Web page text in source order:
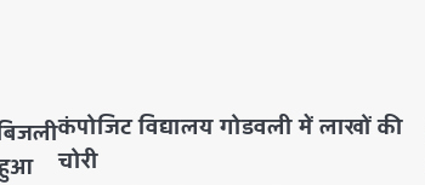
हुआ
कंपोजिट विद्यालय गोडवली में लाखों की
चोरी